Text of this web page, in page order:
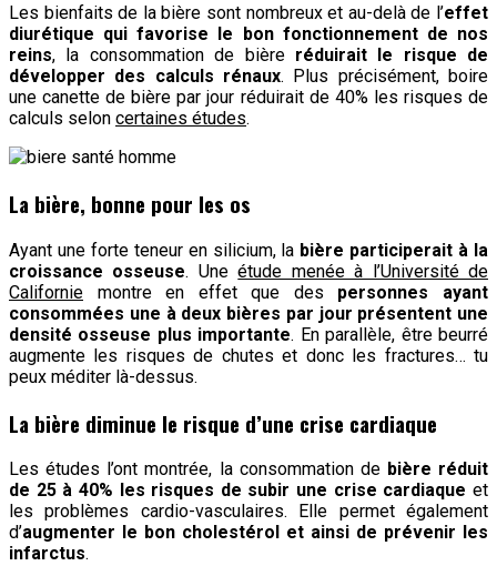
Les bienfaits de la bière sont nombreux et au-delà de l’effet
diurétique qui favorise le bon fonctionnement de nos
reins, la consommation de bière réduirait le risque de
développer des calculs rénaux. Plus précisément, boire
une canette de bière par jour réduirait de 40% les risques de
calculs selon certaines études.
La bière, bonne pour les os
Ayant une forte teneur en silicium, la bière participerait à la
croissance osseuse. Uneétude menée à l’Université de
Californie montre en effet que des personnes ayant
consommées une à deux bières par jour présentent une
densité osseuse plus importante. En parallèle, être beurré
augmente les risques de chutes et donc les fractures… tu
peux méditer là-dessus.
La bière diminue le risque d’une crise cardiaque
Les études l’ont montrée, la consommation de bière réduit
de 25 à 40% les risques de subir une crise cardiaque et
les problèmes cardio-vasculaires. Elle permet également
d’augmenter le bon cholestérol et ainsi de prévenir les
infarctus.